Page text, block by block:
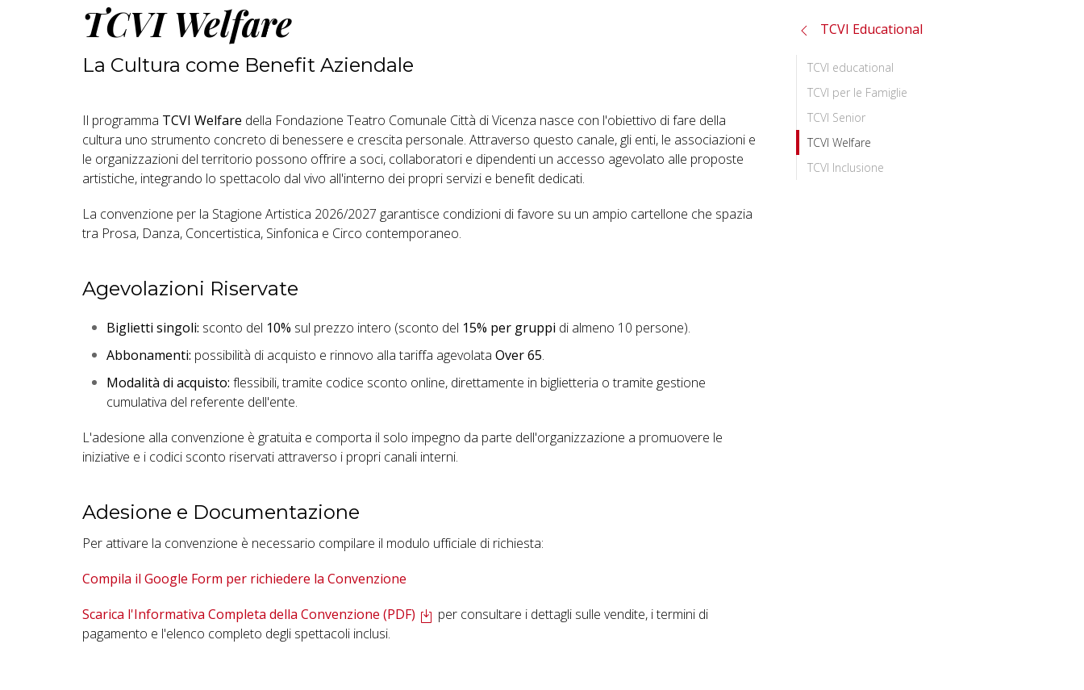
TCVI Welfare
La Cultura come Benefit Aziendale
Il programma TCVI Welfare della Fondazione Teatro Comunale Città di Vicenza nasce con l'obiettivo di fare della
cultura uno strumento concreto di benessere e crescita personale. Attraverso questo canale, gli enti, le associazioni e
le organizzazioni del territorio possono offrire a soci, collaboratori e dipendenti un accesso agevolato alle proposte
artistiche, integrando lo spettacolo dal vivo all'interno dei propri servizi e benefit dedicati.
La convenzione per la Stagione Artistica 2026/2027 garantisce condizioni di favore su un ampio cartellone che spazia
tra Prosa, Danza, Concertistica, Sinfonica e Circo contemporaneo.
Agevolazioni Riservate
Biglietti singoli: sconto del 10% sul prezzo intero (sconto del 15% per gruppi di almeno 10 persone).
Abbonamenti: possibilità di acquisto e rinnovo alla tariffa agevolata Over 65.
Modalità di acquisto: flessibili, tramite codice sconto online, direttamente in biglietteria o tramite gestione
cumulativa del referente dell'ente.
L'adesione alla convenzione è gratuita e comporta il solo impegno da parte dell'organizzazione a promuovere le
iniziative e i codici sconto riservati attraverso i propri canali interni.
Adesione e Documentazione
Per attivare la convenzione è necessario compilare il modulo ufficiale di richiesta:
Compila il Google Form per richiedere la Convenzione
Scarica l'Informativa Completa della Convenzione (PDF)
per consultare i dettagli sulle vendite, i termini di
pagamento e l'elenco completo degli spettacoli inclusi.
TCVI Educational
TCVI educational
TCVI per le Famiglie
TCVI Senior
TCVI Welfare
TCVI Inclusione